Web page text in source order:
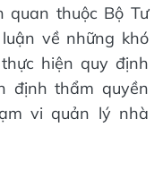
quan thuộc Bộ Tư
về những khó
hiện quy định
định thẩm quyền
vi quản lý nhà